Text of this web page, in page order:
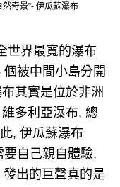
奇景”- 伊瓜蘇瀑布
世界最寬的瀑布
被中間小島分開
其實是位於非洲
多利亞瀑布, 總
, 伊瓜蘇瀑布
自己親自體驗,
出的巨聲真的是